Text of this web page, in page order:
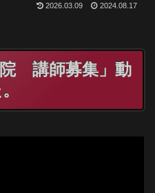
2026.03.09 2024.08.17
院 講師募集」動